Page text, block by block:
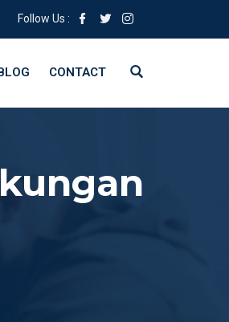
Follow Us :
CONTACT